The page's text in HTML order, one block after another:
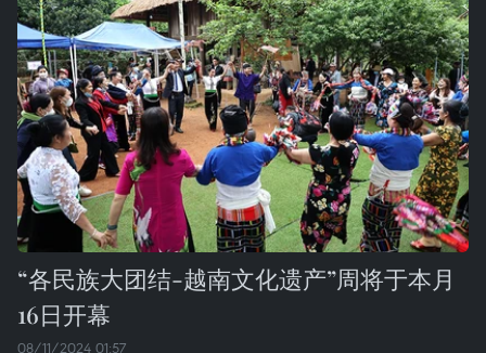
“各民族大团结-越南文化遗产”周将于本月
16日开幕
08/11/2024 01:57